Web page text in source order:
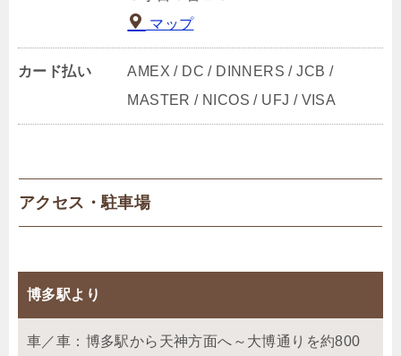
マップ
カード払い
AMEX / DC / DINNERS / JCB /
MASTER / NICOS / UFJ / VISA
アクセス・駐車場
博多駅より
車／車：博多駅から天神方面へ～大博通りを約800